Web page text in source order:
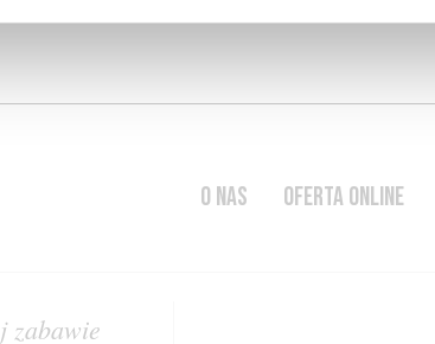
O NAS OFERTA ONLINE
zabawie